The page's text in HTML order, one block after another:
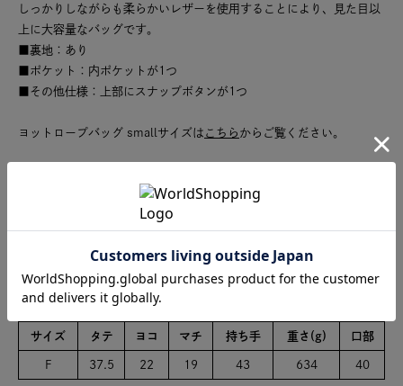
しっかりしながらも柔らかいレザーを使用することにより、見た目以
上に大容量なバッグです。
■裏地：あり
■ポケット：内ポケットが1つ
■その他仕様：上部にスナップボタンが1つ
ヨットロープバッグ smallサイズは こちら からご覧ください。
※商品のカラーは、商品単体の画像をご参照ください。
サイズ
サイズ タテ ヨコ マチ 持ち手 重さ(g) 口部
F 37.5 22 19 43 634 40